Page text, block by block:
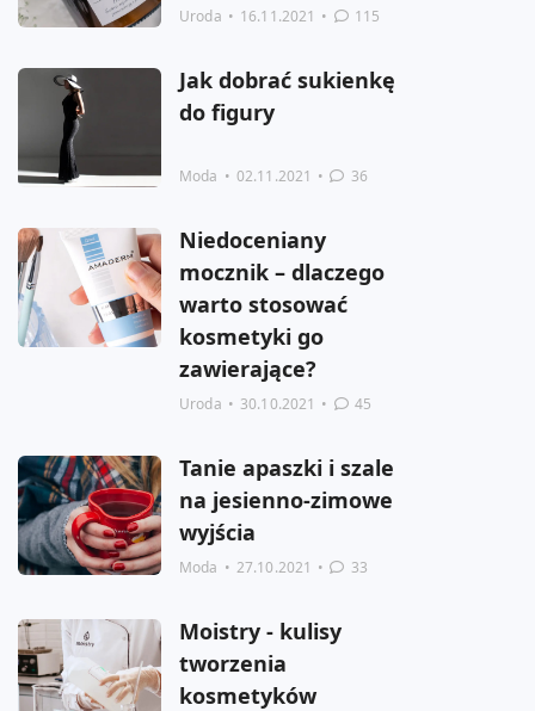
Uroda • 16.11.2021 • 115
Jak dobrać sukienkę
do figury
Moda • 02.11.2021 • 36
Niedoceniany
mocznik – dlaczego
warto stosować
kosmetyki go
zawierające?
Uroda • 30.10.2021 • 45
Tanie apaszki i szale
na jesienno-zimowe
wyjścia
Moda • 27.10.2021 • 33
Moistry - kulisy
tworzenia
kosmetyków